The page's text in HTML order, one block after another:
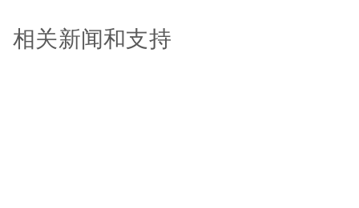
相关新闻和支持